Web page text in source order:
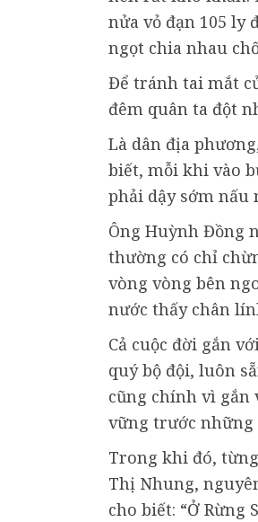
nửa vỏ đạn 105 ly
ngọt chia nhau
Để tránh tai mắt
đêm quân ta đột
Là dân địa
biết, mỗi khi vào
phải dậy sớm nấu
Ông Huỳnh Đồng
thường có chỉ
vòng vòng bên
nước thấy chân
Cả cuộc đời gắn
quý bộ đội, luôn
cũng chính vì gắn
vững trước những
Trong khi đó,
Thị Nhung,
cho biết: “Ở